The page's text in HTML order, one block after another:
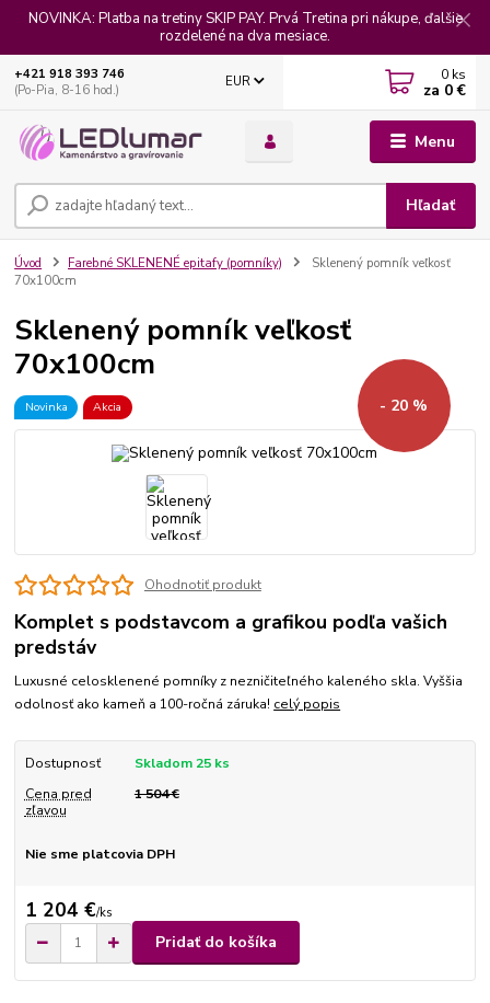
NOVINKA: Platba na tretiny SKIP PAY. Prvá Tretina pri nákupe, ďalšie
rozdelené na dva mesiace.
Menu
EUR
Hľadať
+421 918 393 746
(Po-Pia, 8-16 hod.)
0 ks
za 0 €
Úvod Farebné SKLENENÉ epitafy (pomníky)
Sklenený pomník veľkosť
70x100cm
Sklenený pomník veľkosť
70x100cm
Novinka Akcia - 20 %
Ohodnotiť produkt
Komplet s podstavcom a grafikou podľa vašich
predstáv
Luxusné celosklenené pomníky z nezničiteľného kaleného skla. Vyššia
odolnosť ako kameň a 100-ročná záruka! celý popis
Dostupnosť
Skladom 25 ks
Cena pred
zľavou
1 504 €
Nie sme platcovia DPH
1 204 €/ks
Pridať do košíka